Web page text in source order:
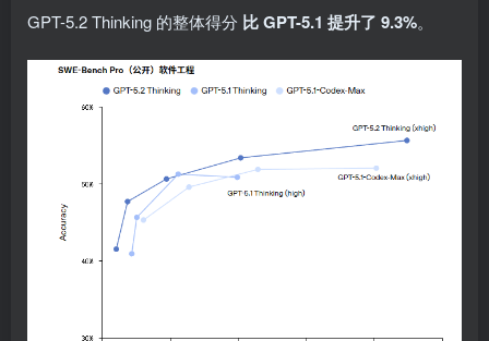
GPT-5.2 Thinking 的整体得分 比 GPT-5.1 提升了 9.3%。